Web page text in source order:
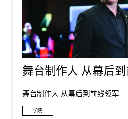
舞台制作人 从幕后
舞台制作人 从幕后到前线领军
学院